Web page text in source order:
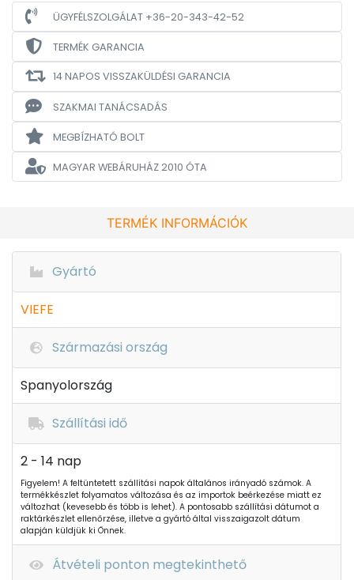
ÜGYFÉLSZOLGÁLAT +36-20-343-42-52
TERMÉK GARANCIA
14 NAPOS VISSZAKÜLDÉSI GARANCIA
SZAKMAI TANÁCSADÁS
MEGBÍZHATÓ BOLT
MAGYAR WEBÁRUHÁZ2010 ÓTA
TERMÉK INFORMÁCIÓK
Gyártó
VIEFE
Származási ország
Spanyolország
Szállítási idő
2 - 14 nap
Figyelem! A feltüntetett szállítási napok általános irányadó számok. A
termékkészlet folyamatos változása és az importok beérkezése miatt ez
változhat (kevesebb és több is lehet). A pontosabb szállítási dátumot a
raktárkészlet ellenőrzése, illetve a gyártó által visszaigazolt dátum
alapján küldjük ki Önnek.
Átvételi ponton megtekinthető